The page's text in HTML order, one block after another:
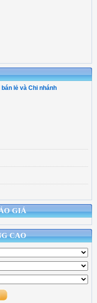
GIÁ
CAO
lẻ và Chi nhánh